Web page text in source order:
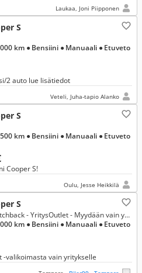
Laukaa, Joni Piipponen
S
km ● Bensiini ● Manuaali ● Etuveto
2 auto lue lisätiedot
Veteli, Juha-tapio Alanko
S
km ● Bensiini ● Manuaali ● Etuveto
Cooper S!
Oulu, Jesse Heikkilä
S
1,6, R56 Hatchback - YritysOutlet - Myydään vain yrityksille
km ● Bensiini ● Manuaali ● Etuveto
-valikoimasta vain yritykselle